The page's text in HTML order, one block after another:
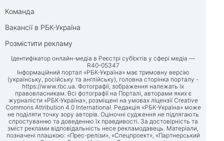
Команда
Вакансії в РБК-Україна
Розмістити рекламу
Ідентифікатор онлайн-медіа в Реєстрі суб’єктів у сфері медіа —
R40-05347
Інформаційний портал «РБК-Україна» має тримовну версію
(українську, російську та англійську), головна сторінка порталу -
https://www.rbc.ua. Фотографії, зображення належать їх
правовласникам. Всі фотографії на Порталі, авторами яких є
журналісти «РБК-Україна», розміщені на умовах ліцензії Creative
Commons Attribution 4.0 International. Редакція «РБК-Україна» може
не поділяти точку зору авторів. Оціночні судження не підлягають
спростуванню та доведенню їх правдивості. За достовірність та
зміст реклами відповідальність несе рекламодавець. Матеріали,
позначені плашкою: «Прес-релізи», «Спецпроект», «Партнерський